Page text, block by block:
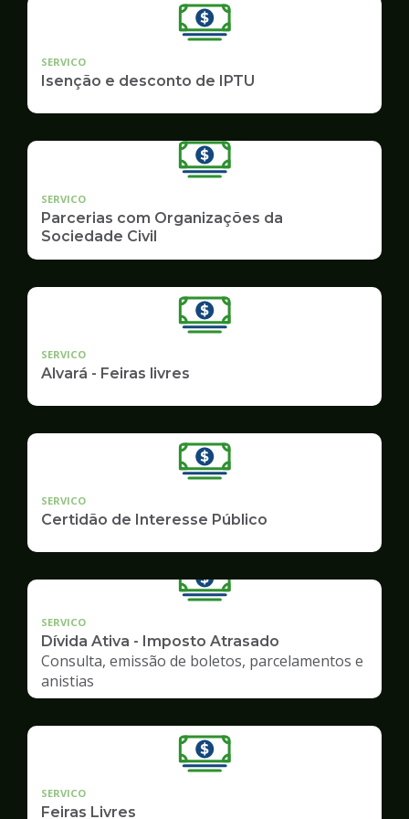
SERVICO
Isenção e desconto de IPTU
SERVICO
Parcerias com Organizações da
Sociedade Civil
SERVICO
Alvará - Feiras livres
SERVICO
Certidão de Interesse Público
SERVICO
Dívida Ativa - Imposto Atrasado
Consulta, emissão de boletos, parcelamentos e
anistias
SERVICO
Feiras Livres